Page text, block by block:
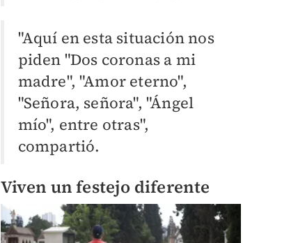
"Aquí en esta situación nos
piden "Dos coronas a mi
madre", "Amor eterno",
"Señora, señora", "Ángel
mío", entre otras",
compartió.
Viven un festejo diferente